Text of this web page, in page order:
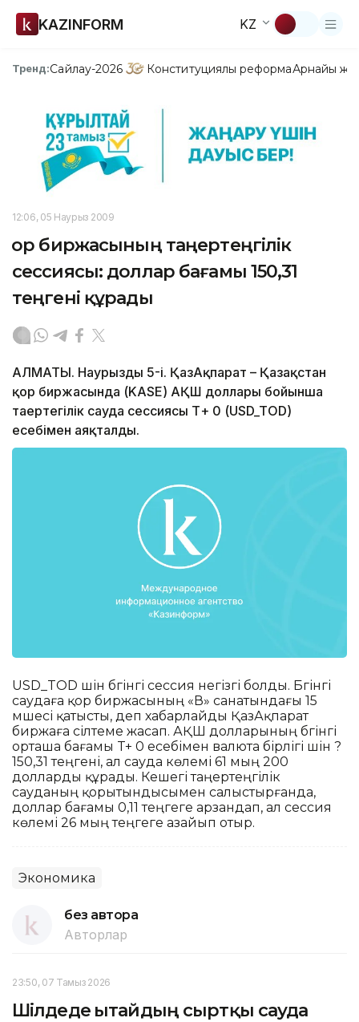
KAZINFORM KZ
Тренд:Сайлау-2026 Конституциялық реформаАрнайы
12:06, 05 Наурыз 2009
Қор биржасының таңертеңгілік
сессиясы: доллар бағамы 150,31
теңгені құрады
АЛМАТЫ. Наурыздың 5-і. ҚазАқпарат – Қазақстан
қор биржасында (KASE) АҚШ доллары бойынша
таңертеңгілік сауда сессиясы Т+ 0 (USD_TOD)
есебімен аяқталды.
USD_TOD үшін бүгінгі сессия негізгі болды. Бүгінгі
саудаға қор биржасының «В» санатындағы 15
мүшесі қатысты, деп хабарлайды ҚазАқпарат
биржаға сілтеме жасап. АҚШ долларының бүгінгі
орташа бағамы T+ 0 есебімен валюта бірлігі үшін ?
150,31 теңгені, ал сауда көлемі 61 мың 200
долларды құрады. Кешегі таңертеңгілік
сауданың қорытындысымен салыстырғанда,
доллар бағамы 0,11 теңгеге арзандап, ал сессия
көлемі 26 мың теңгеге азайып отыр.
Экономика
без автора
Авторлар
23:50, 07 Тамыз 2026
Шілдеде Қытайдың сыртқы сауда